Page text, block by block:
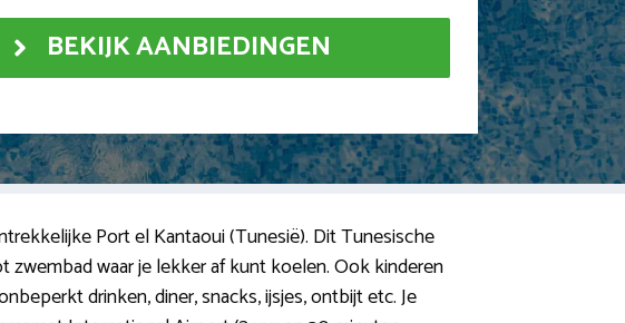
BEKIJK AANBIEDINGEN
Port el Kantaoui (Tunesië). Dit Tunesische
waar je lekker af kunt koelen. Ook kinderen
drinken, diner, snacks, ijsjes, ontbijt etc. Je